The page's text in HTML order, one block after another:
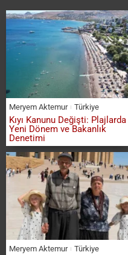
Meryem Aktemur Türkiye
Kıyı Kanunu Değişti: Plajlarda
Yeni Dönem ve Bakanlık
Denetimi
Meryem Aktemur Türkiye